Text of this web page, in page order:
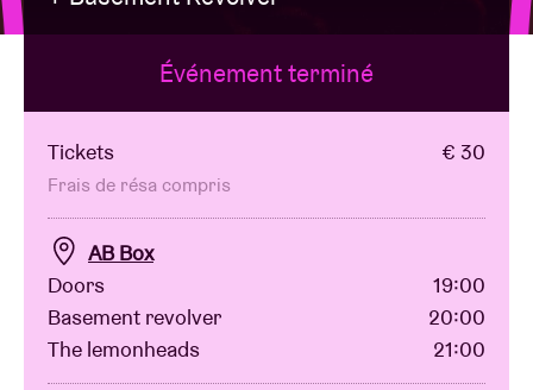
Location de salles
BRDCST
ABtv
Chèque-concert
À propos de l'AB
Événement terminé
Tickets € 30
Frais de résa compris
AB Box
Doors
19:00
Basement revolver
20:00
The lemonheads
21:00